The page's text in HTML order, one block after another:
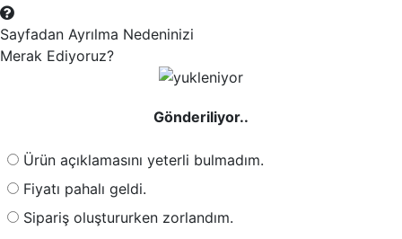
Sayfadan Ayrılma Nedeninizi
Merak Ediyoruz?
Gönderiliyor..
Ürün açıklamasını yeterli bulmadım.
Fiyatı pahalı geldi.
Sipariş oluştururken zorlandım.